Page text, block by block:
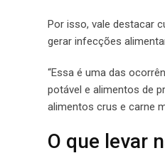
Por isso, vale destacar
gerar infecções
“Essa é uma das
potável e alimentos de
alimentos crus e carne
O que levar